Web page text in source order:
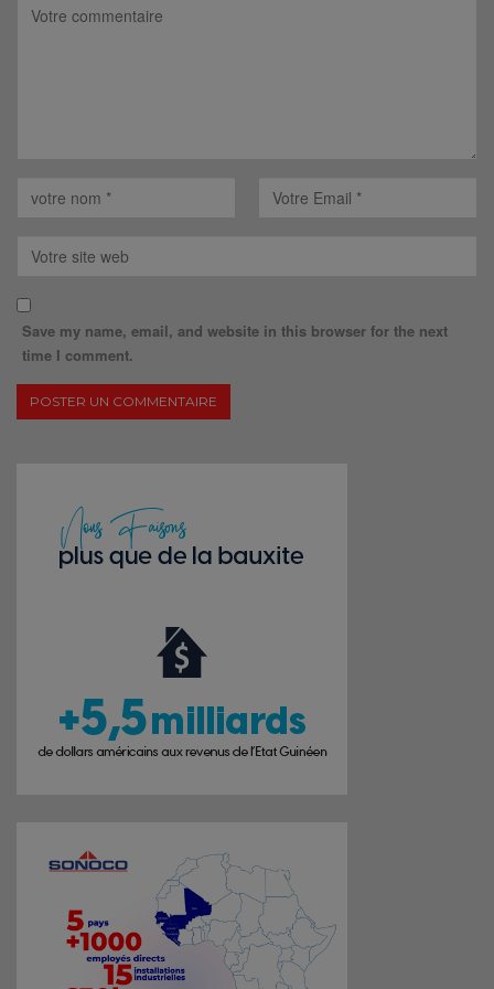
Save my name, email, and website in this browser for the next
time I comment.